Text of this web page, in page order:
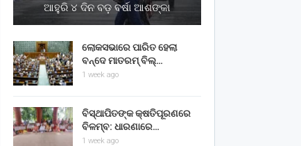
ଆହୁରି ୪ ଦିନ ବଡ଼ ବର୍ଷା ଆଶଙ୍କା
ଲୋକସଭାରେ ପାରିତ ହେଲା
ବନ୍ଦେ ମାତରମ୍‌ ବିଲ୍‌…
1 week ago
ବିସ୍ଥାପିତଙ୍କ କ୍ଷତିପୂରଣରେ
ବିଳମ୍ବ: ଧାରଣାରେ…
1 week ago